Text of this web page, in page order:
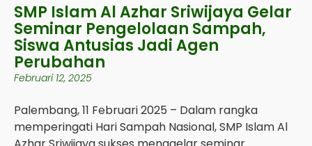
SMP Islam Al Azhar Sriwijaya Gelar
Seminar Pengelolaan Sampah,
Siswa Antusias Jadi Agen
Perubahan
Februari 12, 2025
Palembang, 11 Februari 2025 – Dalam rangka
memperingati Hari Sampah Nasional, SMP Islam Al